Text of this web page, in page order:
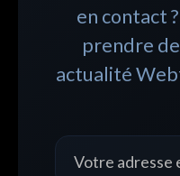
en contact
prendre
actualité